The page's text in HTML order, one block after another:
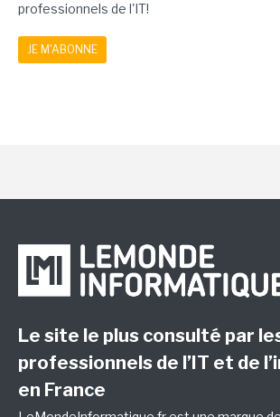
professionnels de l'IT!
JE M'ABONNE
Le site le plus consulté par
professionnels de l’IT et de
en France